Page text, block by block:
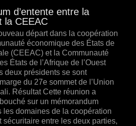
d’entente entre la
la CEEAC
départ dans la coopération
économique des États de
(CEEAC) et la Communauté
États de l’Afrique de l’Ouest
deux présidents se sont
du 27e sommet de l’Union
Résultat Cette réunion a
sur un mémorandum
les domaines de la coopération
sécuritaire entre les deux parties,